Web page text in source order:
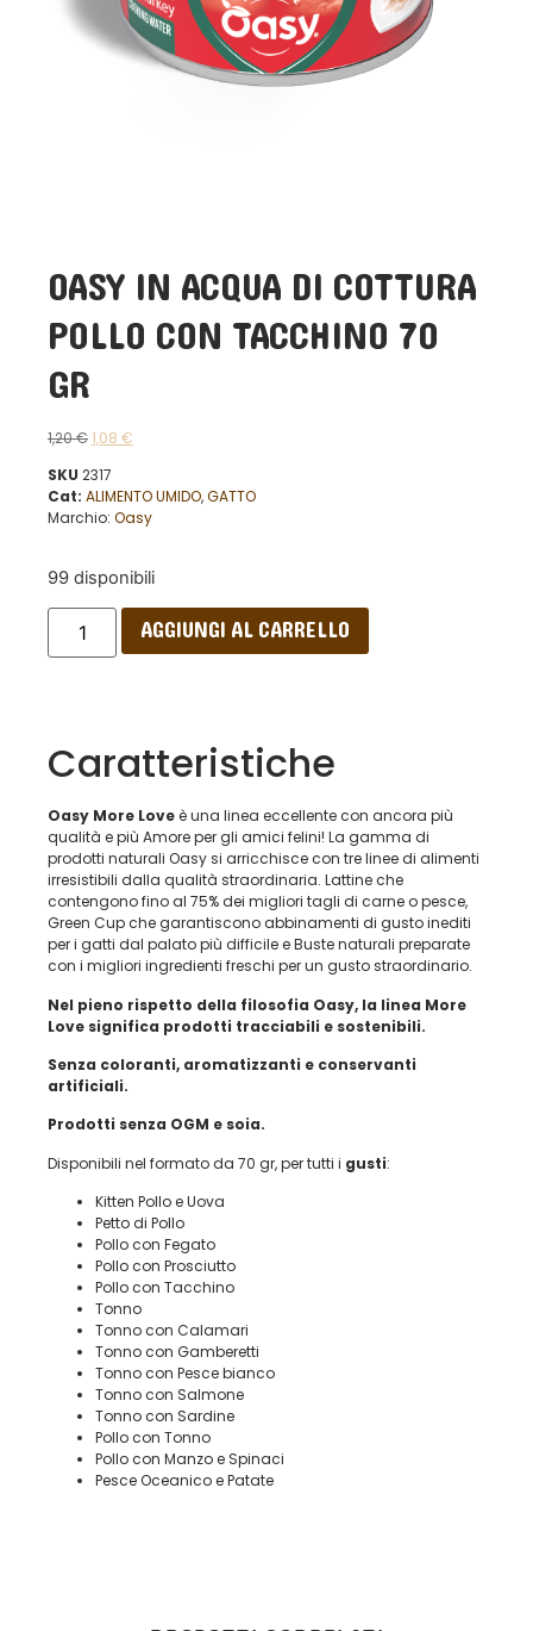
OASY IN ACQUA DI COTTURA
POLLO CON TACCHINO 70
GR
1,20€1,08 €
SKU 2317
Cat: ALIMENTO UMIDO,GATTO
Marchio: Oasy
99 disponibili
AGGIUNGI AL CARRELLO
Caratteristiche
Oasy More Loveè una linea eccellente con ancora più
qualità e più Amore per gli amici felini! La gamma di
prodotti naturali Oasy si arricchisce con tre linee di alimenti
irresistibili dalla qualità straordinaria. Lattine che
contengono fino al 75% dei migliori tagli di carne o pesce,
Green Cup che garantiscono abbinamenti di gusto inediti
per i gatti dal palato più difficile e Buste naturali preparate
con i migliori ingredienti freschi per un gusto straordinario.
Nel pieno rispetto della filosofia Oasy, la linea More
Love significa prodotti tracciabili e sostenibili.
Senza coloranti, aromatizzanti e conservanti
artificiali.
Prodotti senza OGM e soia.
Disponibili nel formato da 70 gr, per tutti i gusti:
Kitten Pollo e Uova
Petto di Pollo
Pollo con Fegato
Pollo con Prosciutto
Pollo con Tacchino
Tonno
Tonno con Calamari
Tonno con Gamberetti
Tonno con Pesce bianco
Tonno con Salmone
Tonno con Sardine
Pollo con Tonno
Pollo con Manzo e Spinaci
Pesce Oceanico e Patate